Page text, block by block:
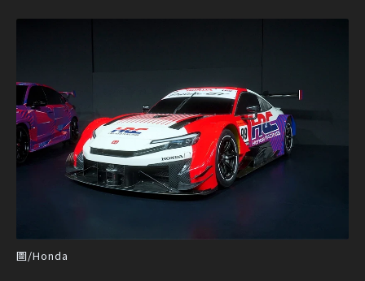
圖/Honda